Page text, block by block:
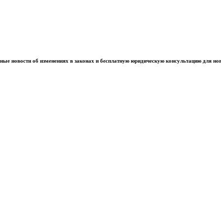
новости об изменениях в законах и бесплатную юридическую консультацию для